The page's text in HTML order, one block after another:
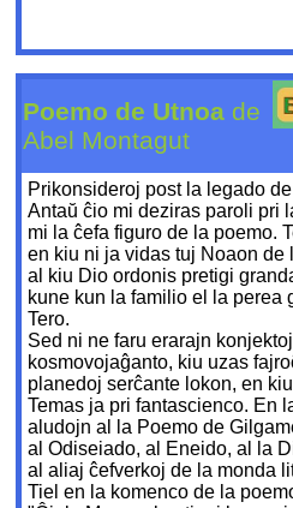
Poemo de Utnoa de
Abel Montagut
Prikonsideroj post la legado
Antaŭ ĉio mi deziras paroli pri
mi la ĉefa figuro de la poemo.
en kiu ni ja vidas tuj Noaon de
al kiu Dio ordonis pretigi
kune kun la familio el la perea
Tero.
Sed ni ne faru erarajn
kosmovojaĝanto, kiu uzas
planedoj serĉante lokon, en
Temas ja pri fantascienco. En
aludojn al la Poemo de
al Odiseiado, al Eneido, al la
al aliaj ĉefverkoj de la monda
Tiel en la komenco de la